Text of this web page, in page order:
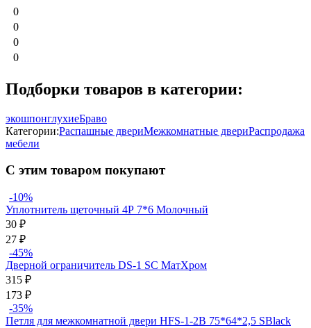
0
0
0
0
Подборки товаров в категории:
экошпонглухиеБраво
Категории:Распашные двериМежкомнатные двериРаспродажа
мебели
С этим товаром покупают
-10%
Уплотнитель щеточный 4Р 7*6 Молочный
30 ₽
27 ₽
-45%
Дверной ограничитель DS-1 SC МатХром
315 ₽
173 ₽
-35%
Петля для межкомнатной двери HFS-1-2B 75*64*2,5 SBlack